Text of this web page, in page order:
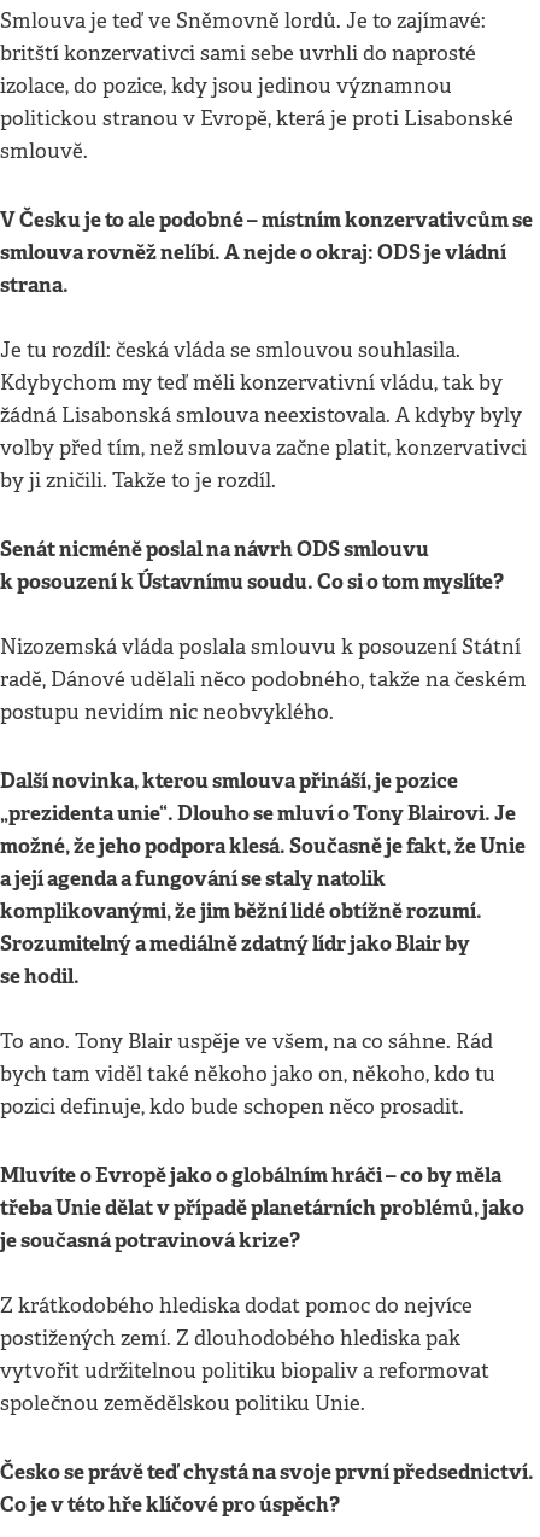
Smlouva je teď ve Sněmovně lordů. Je to zajímavé:
britští konzervativci sami sebe uvrhli do naprosté
izolace, do pozice, kdy jsou jedinou významnou
politickou stranou v Evropě, která je proti Lisabonské
smlouvě.
V Česku je to ale podobné – místním konzervativcům se
smlouva rovněž nelíbí. A nejde o okraj: ODS je vládní
strana.
Je tu rozdíl: česká vláda se smlouvou souhlasila.
Kdybychom my teď měli konzervativní vládu, tak by
žádná Lisabonská smlouva neexistovala. A kdyby byly
volby před tím, než smlouva začne platit, konzervativci
by ji zničili. Takže to je rozdíl.
Senát nicméně poslal na návrh ODS smlouvu
k posouzení k Ústavnímu soudu. Co si o tom myslíte?
Nizozemská vláda poslala smlouvu k posouzení Státní
radě, Dánové udělali něco podobného, takže na českém
postupu nevidím nic neobvyklého.
Další novinka, kterou smlouva přináší, je pozice
„prezidenta unie“. Dlouho se mluví o Tony Blairovi. Je
možné, že jeho podpora klesá. Současně je fakt, že Unie
a její agenda a fungování se staly natolik
komplikovanými, že jim běžní lidé obtížně rozumí.
Srozumitelný a mediálně zdatný lídr jako Blair by
se hodil.
To ano. Tony Blair uspěje ve všem, na co sáhne. Rád
bych tam viděl také někoho jako on, někoho, kdo tu
pozici definuje, kdo bude schopen něco prosadit.
Mluvíte o Evropě jako o globálním hráči – co by měla
třeba Unie dělat v případě planetárních problémů, jako
je současná potravinová krize?
Z krátkodobého hlediska dodat pomoc do nejvíce
postižených zemí. Z dlouhodobého hlediska pak
vytvořit udržitelnou politiku biopaliv a reformovat
společnou zemědělskou politiku Unie.
Česko se právě teď chystá na svoje první předsednictví.
Co je v této hře klíčové pro úspěch?